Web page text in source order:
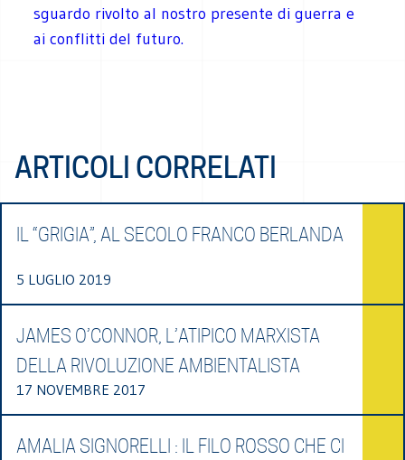
sguardo rivolto al nostro presente di guerra e
ai conflitti del futuro.
ARTICOLI CORRELATI
IL “GRIGIA”, AL SECOLO FRANCO BERLANDA
5 LUGLIO 2019
JAMES O’CONNOR, L’ATIPICO MARXISTA
DELLA RIVOLUZIONE AMBIENTALISTA
17 NOVEMBRE 2017
AMALIA SIGNORELLI : IL FILO ROSSO CHE CI